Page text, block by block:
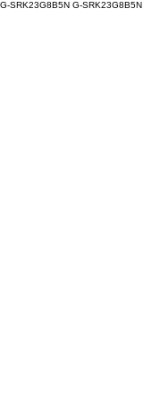
G-SRK23G8B5N G-SRK23G8B5N